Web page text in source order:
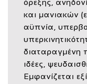
όρεξης,
και μανιακών
αϋπνία,
διαταραγμένη
ιδέες,
Εμφανίζεται